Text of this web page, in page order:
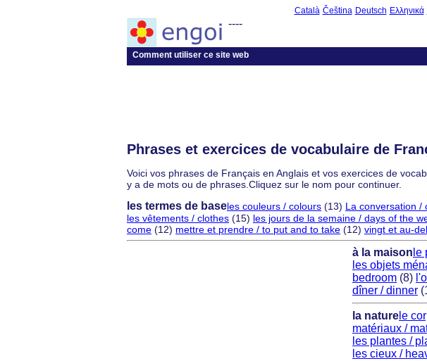
Català Čeština Deutsch Ελληνικά
----
Comment utiliser ce site web
Phrases et exercices de vocabulaire de
Voici vos phrases de Français en Anglais et vos exercices de
y a de mots ou de phrases.Cliquez sur le nom pour continuer.
les termes de baseles couleurs / colours (13) La conversation /
les vêtements / clothes (15) les jours de la semaine / days of the
come (12) mettre et prendre / to put and to take (12) vingt et au-
à la maison le
les objets
bedroom (8)
dîner / dinner
la nature le
matériaux /
les plantes /
les cieux /